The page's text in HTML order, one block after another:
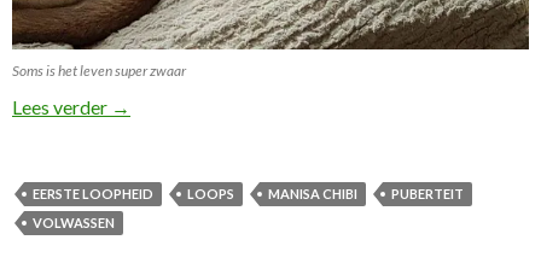
Soms is het leven super zwaar
Lees verder Help het is weer Code Rood in Huize Elkerbout!
→
EERSTE LOOPHEID LOOPS MANISA CHIBI
PUBERTEIT
VOLWASSEN